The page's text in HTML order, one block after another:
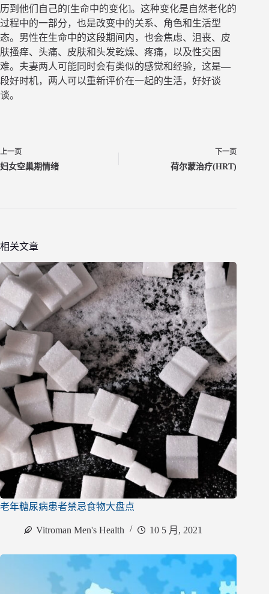
历到他们自己的[生命中的变化]。这种变化是自然老化的
过程中的一部分，也是改变中的关系、角色和生活型
态。男性在生命中的这段期间内，也会焦虑、沮丧、皮
肤搔痒、头痛、皮肤和头发乾燥、疼痛，以及性交困
难。夫妻两人可能同时会有类似的感觉和经验，这是—
段好时机，两人可以重新评价在一起的生活，好好谈
谈。
上一页
妇女空巢期情绪
下一页
荷尔蒙治疗(HRT)
相关文章
老年糖尿病患者禁忌食物大盘点
Vitroman Men's Health 10 5 月, 2021